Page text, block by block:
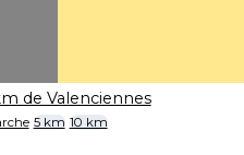
de Valenciennes
5 km 10 km